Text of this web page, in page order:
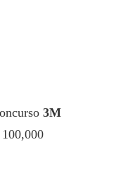
3M